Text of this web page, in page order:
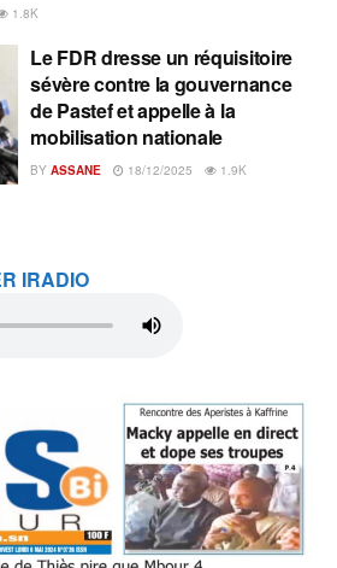
1.8K
Le FDR dresse un réquisitoire
sévère contre la gouvernance
de Pastef et appelle à la
mobilisation nationale
BY ASSANE 18/12/2025 1.9K
IRADIO